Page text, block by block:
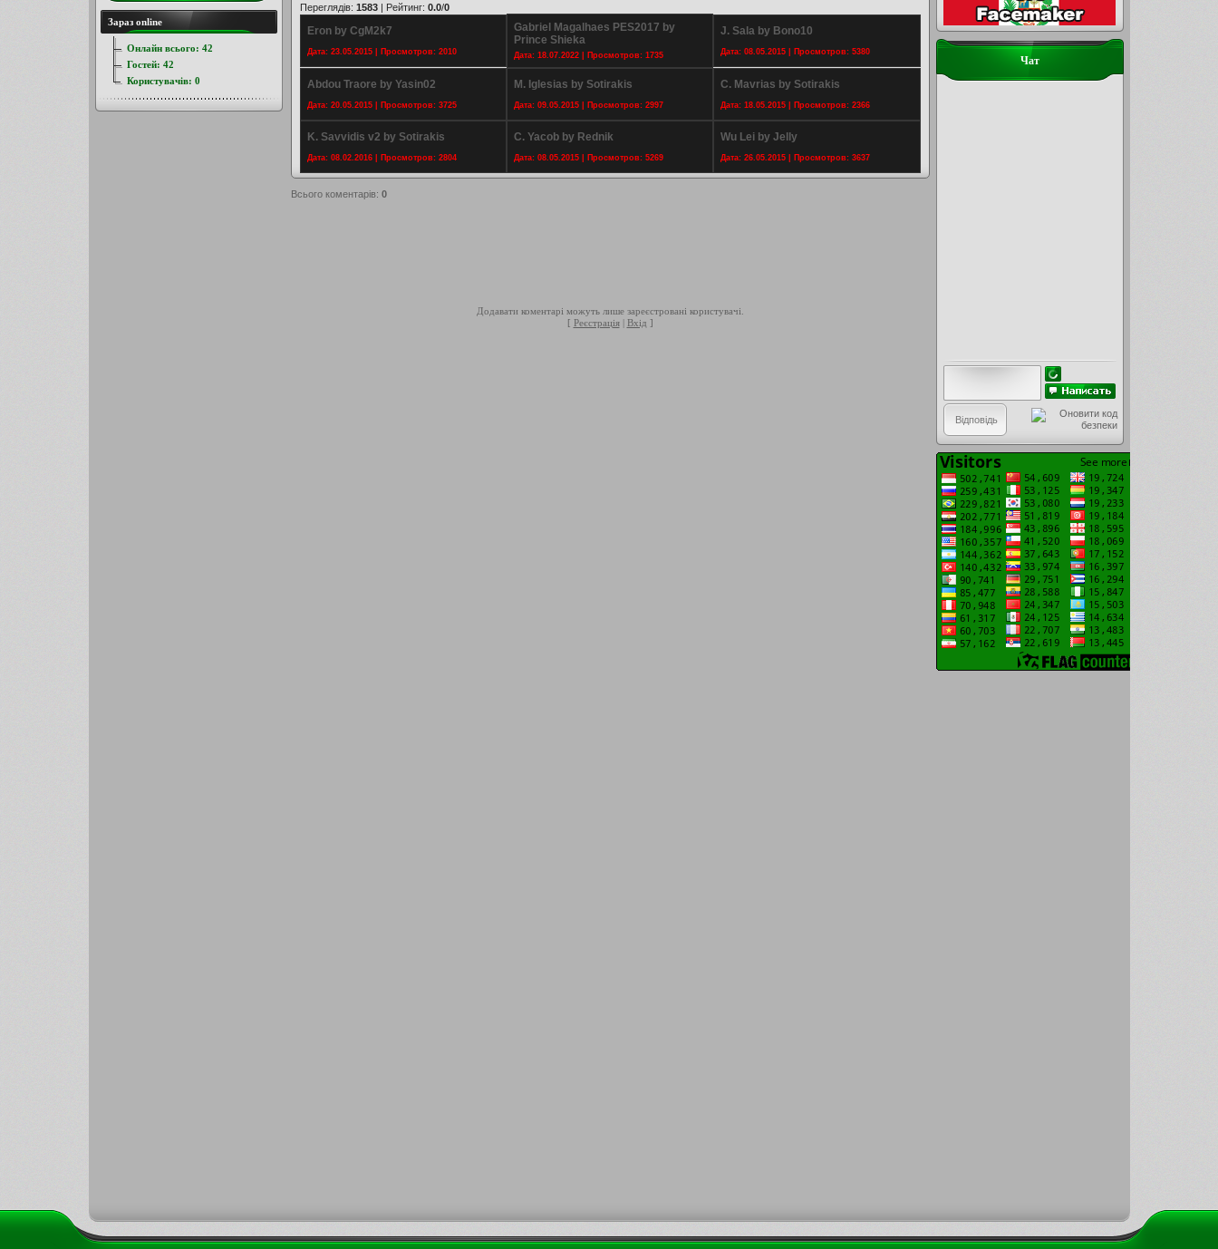
Переглядів: 1583| Рейтинг: 0.0/0
Eron by CgM2k7
Дата: 23.05.2015 | Просмотров: 2010
Gabriel Magalhaes PES2017 by
Prince Shieka
Дата: 18.07.2022 | Просмотров: 1735
J. Sala by Bono10
Дата: 08.05.2015 | Просмотров: 5380
Abdou Traore by Yasin02
Дата: 20.05.2015 | Просмотров: 3725
M. Iglesias by Sotirakis
Дата: 09.05.2015 | Просмотров: 2997
C. Mavrias by Sotirakis
Дата: 18.05.2015 | Просмотров: 2366
K. Savvidis v2 by Sotirakis
Дата: 08.02.2016 | Просмотров: 2804
C. Yacob by Rednik
Дата: 08.05.2015 | Просмотров: 5269
Wu Lei by Jelly
Дата: 26.05.2015 | Просмотров: 3637
Всього коментарів: 0
Додавати коментарі можуть лише зареєстровані користувачі.
[ Реєстрація| Вхід ]
Чат
Зараз online
Онлайн всього: 42
Гостей: 42
Користувачів: 0